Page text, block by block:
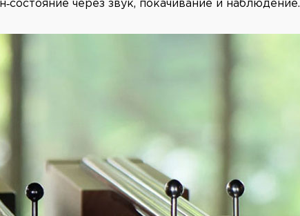
через звук, покачивание и наблюдение.